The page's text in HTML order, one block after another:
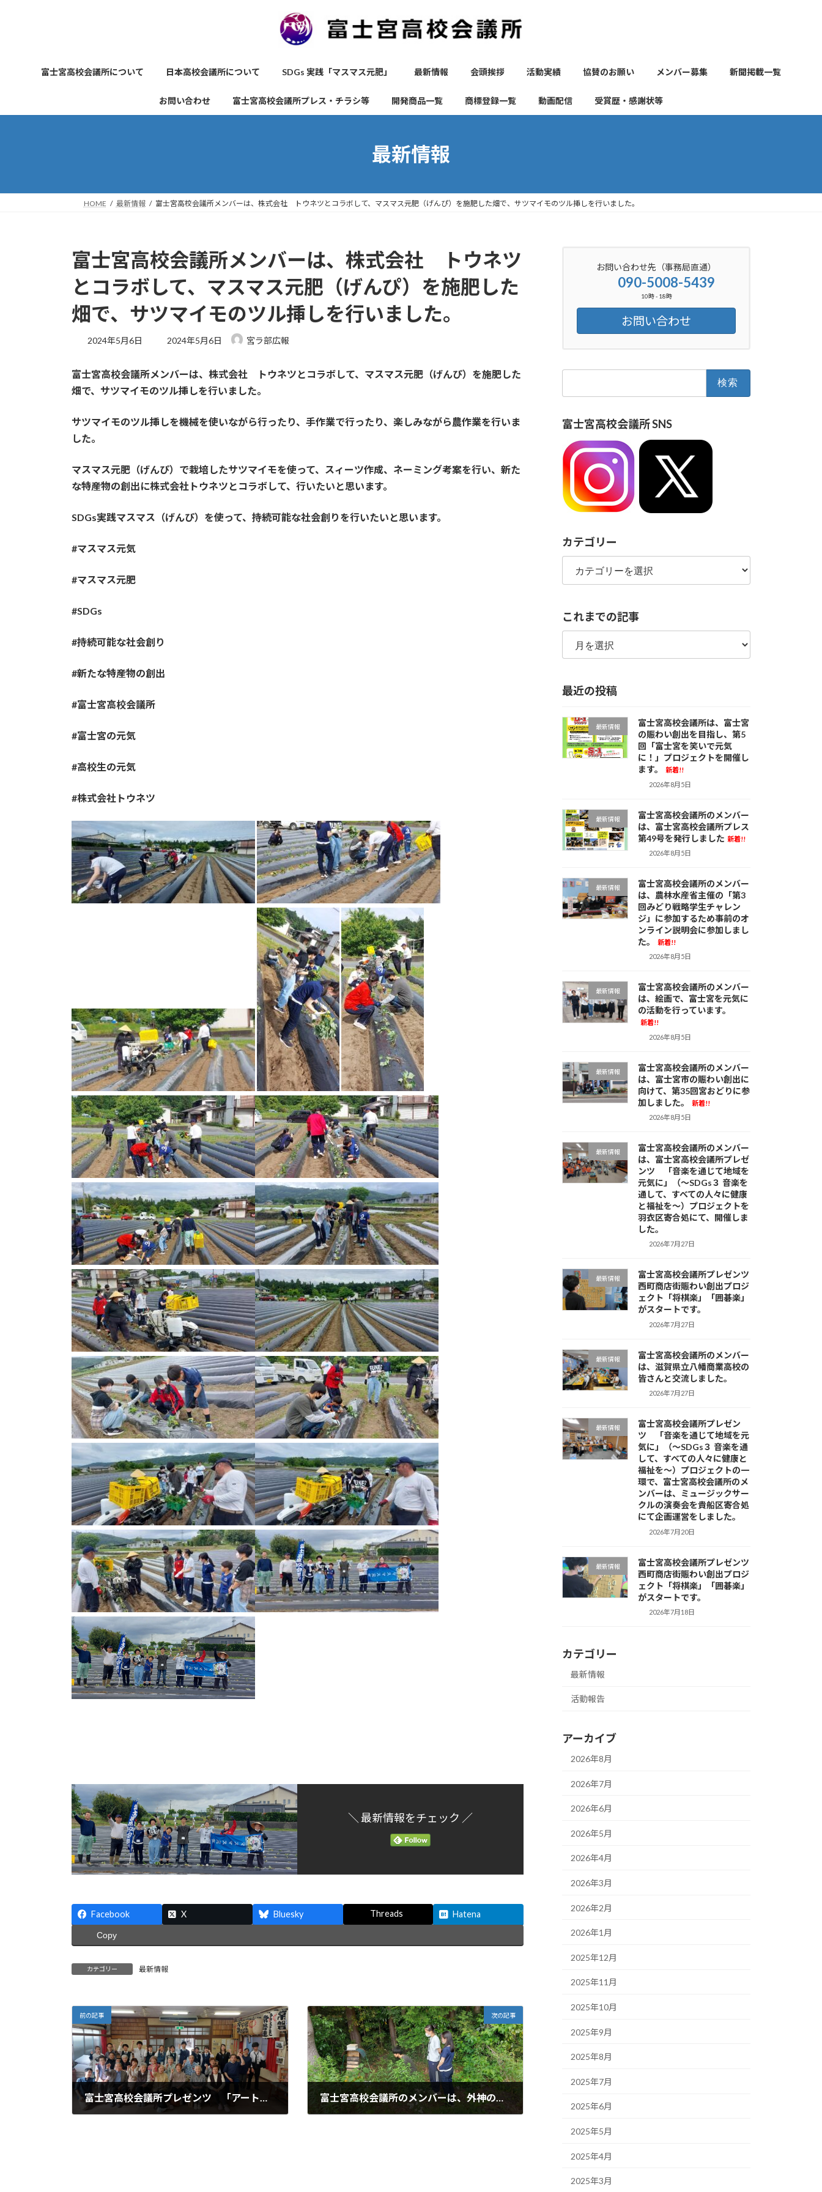
富士宮高校会議所について 日本高校会議所について SDGs 実践「マスマス元肥」 最新情報 会頭挨拶 活動実績 協賛のお願い メンバー募集 新聞掲載一覧
お問い合わせ 富士宮高校会議所プレス・チラシ等 開発商品一覧 商標登録一覧 動画配信 受賞歴・感謝状等
最新情報
HOME 最新情報 富士宮高校会議所メンバーは、株式会社 トウネツとコラボして、マスマス元肥（げんぴ）を施肥した畑で、サツマイモのツル挿しを行いました。
富士宮高校会議所メンバーは、株式会社 トウネツ
とコラボして、マスマス元肥（げんぴ）を施肥した
畑で、サツマイモのツル挿しを行いました。
2024年5月6日
最
新
日
2024年5月6日 宮ラ部広報
富士宮高校会議所メンバーは、株式会社 トウネツとコラボして、マスマス元肥（げんぴ）を施肥した
畑で、サツマイモのツル挿しを行いました。
サツマイモのツル挿しを機械を使いながら行ったり、手作業で行ったり、楽しみながら農作業を行いま
した。
マスマス元肥（げんぴ）で栽培したサツマイモを使って、スィーツ作成、ネーミング考案を行い、新た
な特産物の創出に株式会社トウネツとコラボして、行いたいと思います。
SDGs実践マスマス（げんぴ）を使って、持続可能な社会創りを行いたいと思います。
#マスマス元気
#マスマス元肥
#SDGs
#持続可能な社会創り
#新たな特産物の創出
#富士宮高校会議所
#富士宮の元気
#高校生の元気
#株式会社トウネツ
＼ 最新情報をチェック ／
Facebook X Bluesky Threads Hatena
Copy
カテゴリー 最新情報
前の記事
富士宮高校会議所プレゼンツ 「アート（音楽）で、富士宮を笑顔に！！」プロジェクト富士宮高校会議所メンバーによるキーボード演奏とミュージックサークルのハンドベル演奏会を常盤区寄合処の皆さんに向けて行いました。
次の記事
富士宮高校会議所のメンバーは、外神の耕作放棄地に設置してある日本ミツバチの巣箱を見学しました。
お問い合わせ先（事務局直通）
090-5008-5439
10時 - 18時
お問い合わせ
富士宮高校会議所 SNS
カテゴリー
カ
ゴ
ー
これまでの記事
こ
ま
の
事
最近の投稿
最新情報
富士宮高校会議所は、富士宮
の賑わい創出を目指し、第5
回「富士宮を笑いで元気
に！」プロジェクトを開催し
ます。
新着!!
2026年8月5日
最新情報
富士宮高校会議所のメンバー
は、富士宮高校会議所プレス
第49号を発行しました 新着!!
2026年8月5日
最新情報
富士宮高校会議所のメンバー
は、農林水産省主催の「第3
回みどり戦略学生チャレン
ジ」に参加するため事前のオ
ンライン説明会に参加しまし
た。
新着!!
2026年8月5日
最新情報
富士宮高校会議所のメンバー
は、絵画で、富士宮を元気に
の活動を行っています。
新着!!
2026年8月5日
最新情報
富士宮高校会議所のメンバー
は、富士宮市の賑わい創出に
向けて、第35回宮おどりに参
加しました。
新着!!
2026年8月5日
最新情報
富士宮高校会議所のメンバー
は、富士宮高校会議所プレゼ
ンツ 「音楽を通じて地域を
元気に」（～SDGs３ 音楽を
通して、すべての人々に健康
と福祉を～）プロジェクトを
羽衣区寄合処にて、開催しま
した。
2026年7月27日
最新情報
富士宮高校会議所プレゼンツ
西町商店街賑わい創出プロジ
ェクト「将棋楽」「囲碁楽」
がスタートです。
2026年7月27日
最新情報
富士宮高校会議所のメンバー
は、滋賀県立八幡商業高校の
皆さんと交流しました。
2026年7月27日
最新情報
富士宮高校会議所プレゼン
ツ 「音楽を通じて地域を元
気に」（～SDGs３ 音楽を通
して、すべての人々に健康と
福祉を～）プロジェクトの一
環で、富士宮高校会議所のメ
ンバーは、ミュージックサー
クルの演奏会を貴船区寄合処
にて企画運営をしました。
2026年7月20日
最新情報
富士宮高校会議所プレゼンツ
西町商店街賑わい創出プロジ
ェクト「将棋楽」「囲碁楽」
がスタートです。
2026年7月18日
カテゴリー
最新情報
活動報告
アーカイブ
2026年8月
2026年7月
2026年6月
2026年5月
2026年4月
2026年3月
2026年2月
2026年1月
2025年12月
2025年11月
2025年10月
2025年9月
2025年8月
2025年7月
2025年6月
2025年5月
2025年4月
2025年3月